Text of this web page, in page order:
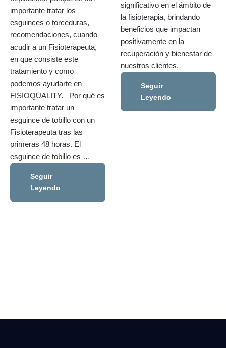
importante tratar los
esguinces o torceduras,
recomendaciones, cuando
acudir a un Fisioterapeuta,
en que consiste este
tratamiento y como
podemos ayudarte en
FISIOQUALITY. Por qué es
importante tratar un
esguince de tobillo con un
Fisioterapeuta tras las
primeras 48 horas. El
esguince de tobillo es …
Seguir
Leyendo
significativo en el ámbito de
la fisioterapia, brindando
beneficios que impactan
positivamente en la
recuperación y bienestar de
nuestros clientes.
Seguir
Leyendo